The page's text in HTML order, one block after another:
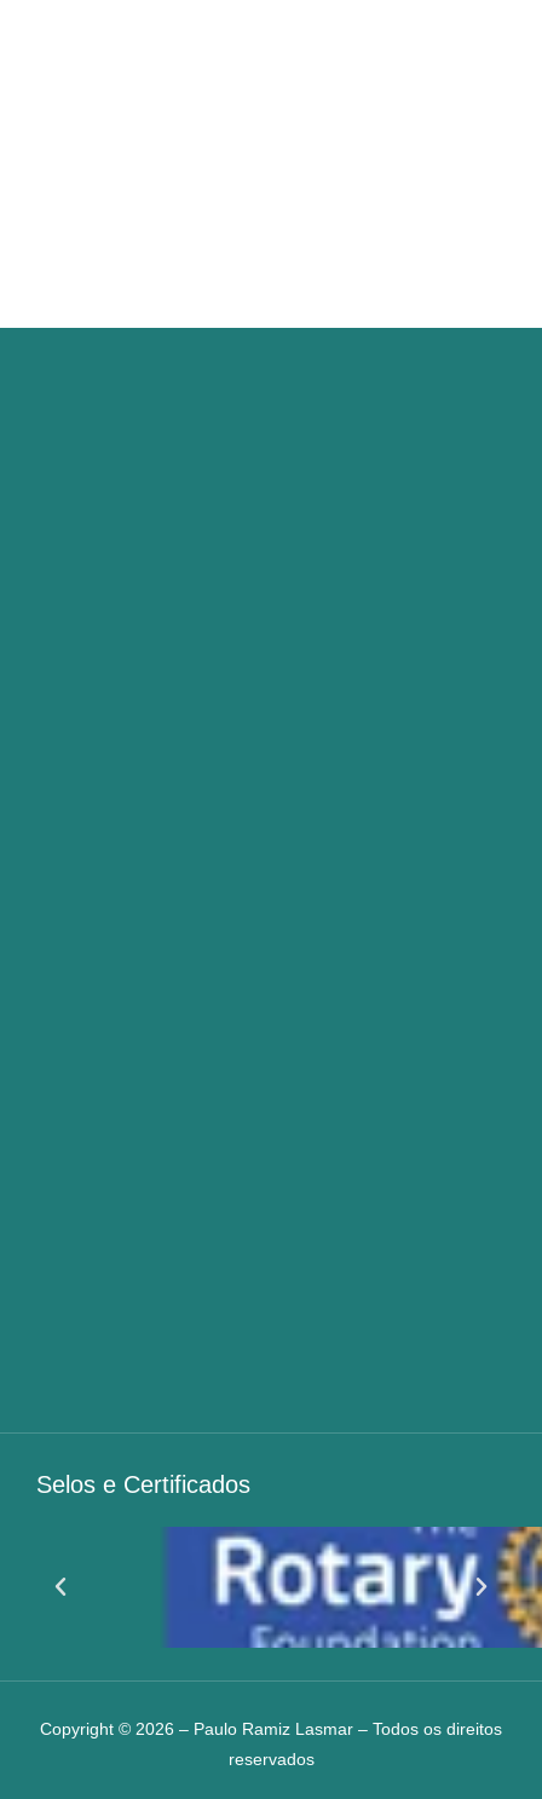
Selos e Certificados
Copyright © 2026 – Paulo Ramiz Lasmar – Todos os direitos
reservados